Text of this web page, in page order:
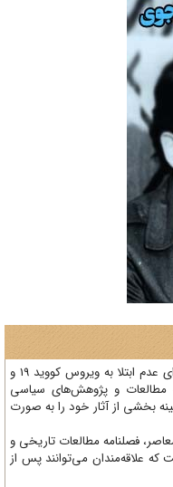
با توجه به نیاز به تداوم مراقبت‌های بهداشتی برای عدم ابتلا به ویروس کووید 19 و
و پژوهش‌های سیاسی
از آثار خود را به صورت
فصلنامه‌ مطالعات تاریخی و
علاقه‌مندان می‌توانند پس از